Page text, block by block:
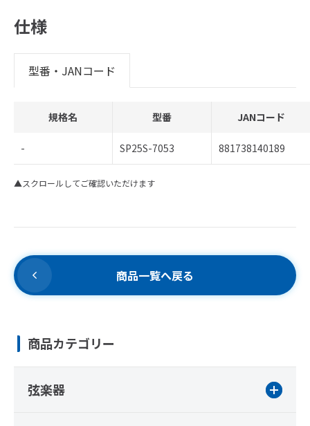
仕様
型番・JANコード
規格名 型番 JANコード
- SP25S-7053 881738140189
▲スクロールしてご確認いただけます
商品一覧へ戻る
商品カテゴリー
弦楽器